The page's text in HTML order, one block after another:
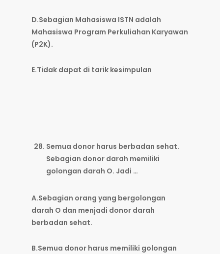
D.Sebagian Mahasiswa ISTN adalah
Mahasiswa Program Perkuliahan Karyawan
(P2K).
E.Tidak dapat di tarik kesimpulan
Semua donor harus berbadan sehat.
Sebagian donor darah memiliki
golongan darah O. Jadi …
A.Sebagian orang yang bergolongan
darah O dan menjadi donor darah
berbadan sehat.
B.Semua donor harus memiliki golongan